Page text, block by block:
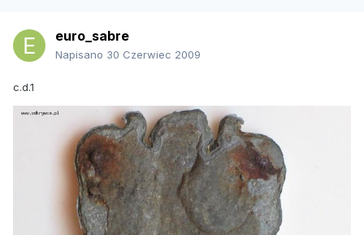
euro_sabre
Napisano 30 Czerwiec 2009
c.d.1